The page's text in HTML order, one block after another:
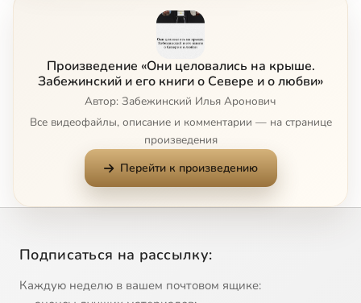
Произведение «Они целовались на крыше.
Забежинский и его книги о Севере и о любви»
Автор: Забежинский Илья Аронович
Все видеофайлы, описание и комментарии — на странице
произведения
Перейти к произведению
Подписаться на рассылку:
Каждую неделю в вашем почтовом ящике: